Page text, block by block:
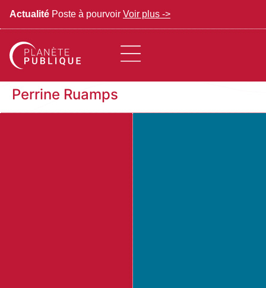
Actualité Poste à pourvoir Voir plus ->
Perrine Ruamps